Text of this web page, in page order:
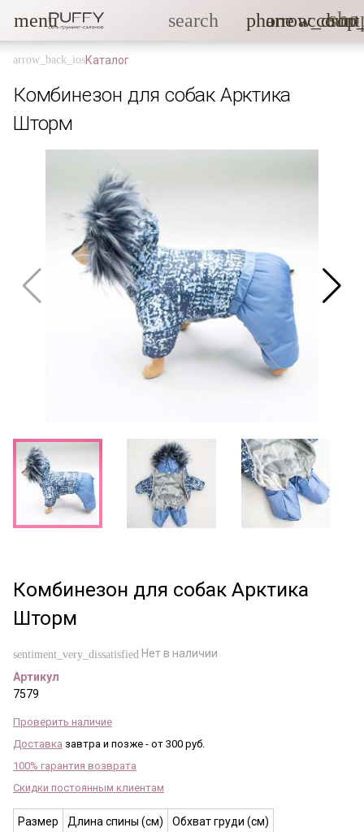
menu search phone
Каталог
Комбинезон для собак Арктика
Шторм
Комбинезон для собак Арктика
Шторм
sentiment_very_dissatisfied Нет в наличии
Артикул
7579
Проверить наличие
Доставка завтра и позже - от 300 руб.
100% гарантия возврата
Скидки постоянным клиентам
Размер Длина спины (см)
Обхват груди (см)